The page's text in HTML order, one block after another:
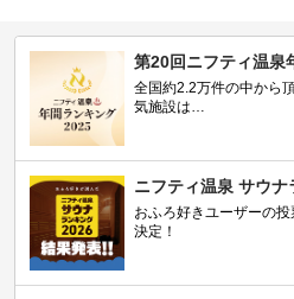
第20回ニフティ温泉
全国約2.2万件の中から
気施設は…
ニフティ温泉 サウ
おふろ好きユーザーの
決定！